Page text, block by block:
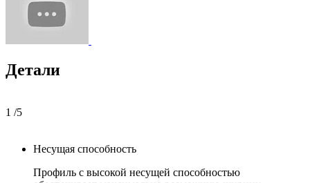
Детали
1 /5
Несущая способность
Профиль с высокой несущей способностью